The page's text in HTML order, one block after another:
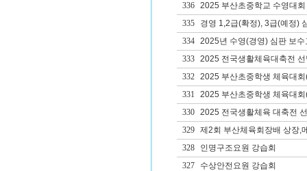
336
2025 부산초중학교 수영대
335
경영 1,2급(확정), 3급(예정)
334
2025년 수영(경영) 심판 보수
333
2025 전국생활체육대축전
332
2025 부산초중학생 체육대
331
2025 부산초중학생 체육대
330
2025 전국생활체육 대축전
329
제2회 부산체육회장배 상장,
328
인명구조요원 강습회
327
수상안전요원 강습회